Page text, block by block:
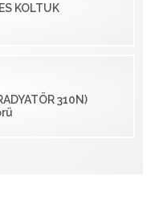
KOLTUK
310N)